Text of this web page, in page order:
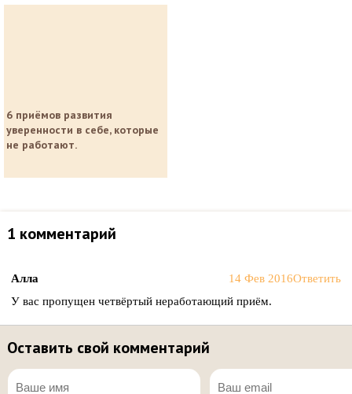
6 приёмов развития
уверенности в себе, которые
не работают.
1 комментарий
Алла 14 Фев 2016Ответить
У вас пропущен четвёртый неработающий приём.
Оставить свой комментарий